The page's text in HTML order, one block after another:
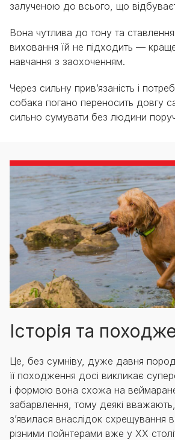
залученою до всього, що
Вона чутлива до тону та
виховання їй не підходить —
навчання з заохоченням.
Через сильну прив’язаність і
собака погано переносить довгу
сильно сумувати без людини
Історія та
Це, без сумніву, дуже давня
її походження досі викликає
і формою вона схожа на
забарвлення, тому деякі
з’явилася внаслідок схрещування
різними пойнтерами вже у XX